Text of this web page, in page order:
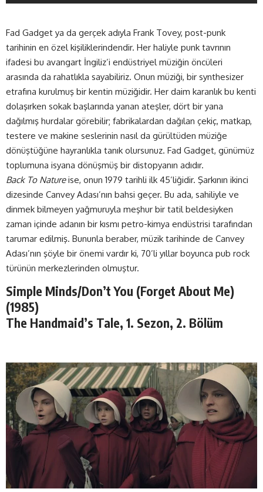
Fad Gadget ya da gerçek adıyla Frank Tovey, post-punk
tarihinin en özel kişiliklerindendir. Her haliyle punk tavrının
ifadesi bu avangart İngiliz’i endüstriyel müziğin öncüleri
arasında da rahatlıkla sayabiliriz. Onun müziği, bir synthesizer
etrafına kurulmuş bir kentin müziğidir. Her daim karanlık bu kenti
dolaşırken sokak başlarında yanan ateşler, dört bir yana
dağılmış hurdalar görebilir; fabrikalardan dağılan çekiç, matkap,
testere ve makine seslerinin nasıl da gürültüden müziğe
dönüştüğüne hayranlıkla tanık olursunuz. Fad Gadget, günümüz
toplumuna isyana dönüşmüş bir distopyanın adıdır.
Back To Natureise, onun 1979 tarihli ilk 45’liğidir. Şarkının ikinci
dizesinde Canvey Adası’nın bahsi geçer. Bu ada, sahiliyle ve
dinmek bilmeyen yağmuruyla meşhur bir tatil beldesiyken
zaman içinde adanın bir kısmı petro-kimya endüstrisi tarafından
tarumar edilmiş. Bununla beraber, müzik tarihinde de Canvey
Adası’nın şöyle bir önemi vardır ki, 70’li yıllar boyunca pub rock
türünün merkezlerinden olmuştur.
Simple Minds/Don’t You (Forget About Me)
(1985)
The Handmaid’s Tale, 1. Sezon, 2. Bölüm